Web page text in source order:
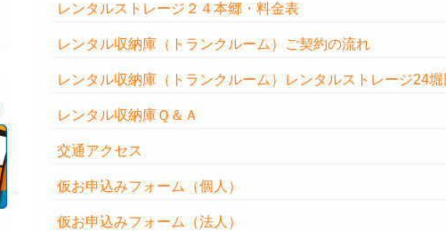
レンタルストレージ２４本郷・料金表
レンタル収納庫（トランクルーム）ご契約の流れ
レンタル収納庫（トランクルーム）レンタルストレージ24
レンタル収納庫Ｑ＆Ａ
交通アクセス
仮お申込みフォーム（個人）
仮お申込みフォーム（法人）